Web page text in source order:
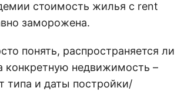
стоимость жилья с rent
заморожена.
понять, распространяется ли
конкретную недвижимость –
типа и даты постройки/